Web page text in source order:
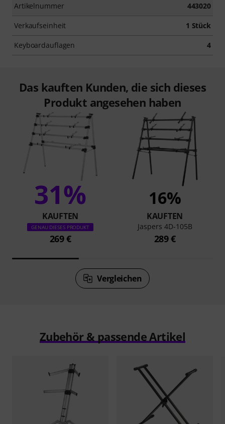
Artikelnummer 443020
Verkaufseinheit 1 Stück
Keyboardauflagen 4
Das kauften Kunden, die sich dieses
Produkt angesehen haben
31%
KAUFTEN
GENAU DIESES PRODUKT
269 €
16%
KAUFTEN
Jaspers 4D-105B
289 €
Vergleichen
Zubehör & passende Artikel